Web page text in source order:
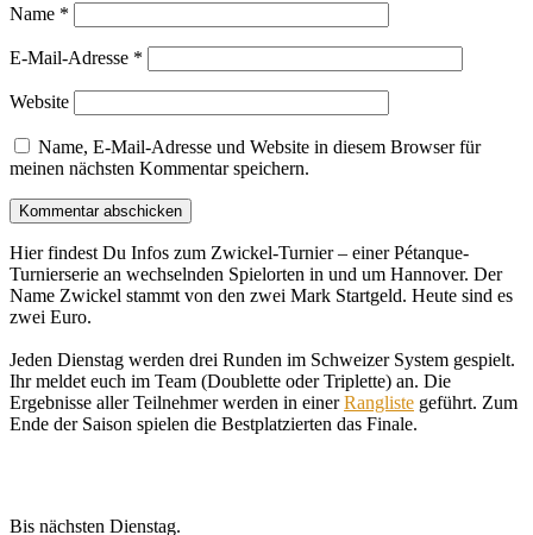
Name *
E-Mail-Adresse *
Website
Name, E-Mail-Adresse und Website in diesem Browser für
meinen nächsten Kommentar speichern.
Hier findest Du Infos zum Zwickel-Turnier – einer Pétanque-
Turnierserie an wechselnden Spielorten in und um Hannover. Der
Name Zwickel stammt von den zwei Mark Startgeld. Heute sind es
zwei Euro.
Jeden Dienstag werden drei Runden im Schweizer System gespielt.
Ihr meldet euch im Team (Doublette oder Triplette) an. Die
Ergebnisse aller Teilnehmer werden in einerRangliste geführt. Zum
Ende der Saison spielen die Bestplatzierten das Finale.
Bis nächsten Dienstag.